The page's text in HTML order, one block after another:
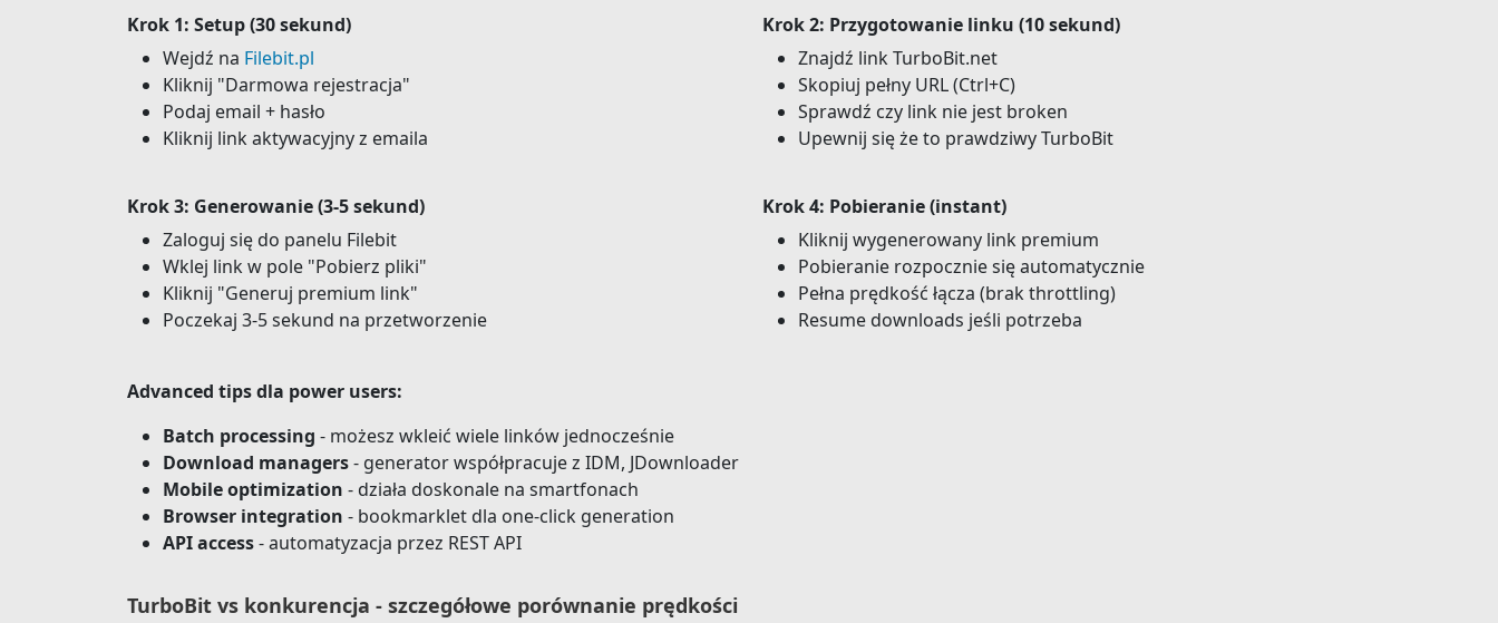
Krok 1: Setup (30 sekund)
Wejdź na Filebit.pl
Kliknij "Darmowa rejestracja"
Podaj email + hasło
Kliknij link aktywacyjny z emaila
Krok 2: Przygotowanie linku (10 sekund)
Znajdź link TurboBit.net
Skopiuj pełny URL (Ctrl+C)
Sprawdź czy link nie jest broken
Upewnij się że to prawdziwy TurboBit
Krok 3: Generowanie (3-5 sekund)
Zaloguj się do panelu Filebit
Wklej link w pole "Pobierz pliki"
Kliknij "Generuj premium link"
Poczekaj 3-5 sekund na przetworzenie
Krok 4: Pobieranie (instant)
Kliknij wygenerowany link premium
Pobieranie rozpocznie się automatycznie
Pełna prędkość łącza (brak throttling)
Resume downloads jeśli potrzeba
Advanced tips dla power users:
Batch processing - możesz wkleić wiele linków jednocześnie
Download managers- generator współpracuje z IDM, JDownloader
Mobile optimization - działa doskonale na smartfonach
Browser integration - bookmarklet dla one-click generation
API access- automatyzacja przez REST API
TurboBit vs konkurencja - szczegółowe porównanie prędkości